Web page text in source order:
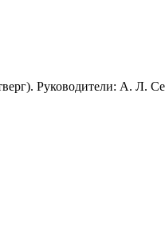
Руководители: А.